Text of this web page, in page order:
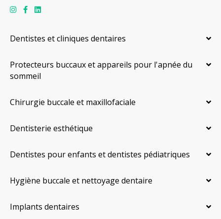
Dentistes et cliniques dentaires
Protecteurs buccaux et appareils pour l'apnée du
sommeil
Chirurgie buccale et maxillofaciale
Dentisterie esthétique
Dentistes pour enfants et dentistes pédiatriques
Hygiène buccale et nettoyage dentaire
Implants dentaires